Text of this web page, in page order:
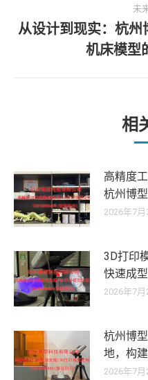
航
未
从设计到现实：杭
机床模型
相
高精度
杭州博
2026年7月
3D打印
快速成
2026年7月
杭州博
地，构
2026年7月